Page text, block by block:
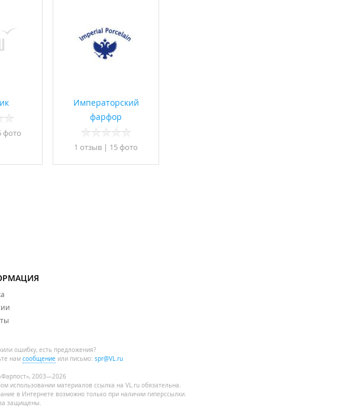
фото
Императорский
фарфор
1 отзыв | 15 фото
ошибку, есть предложения?
нам сообщение или письмо: spr@VL.ru
2003—2026
использовании материалов ссылка на VL.ru обязательна.
в Интернете возможно только при наличии гиперссылки.
защищены.